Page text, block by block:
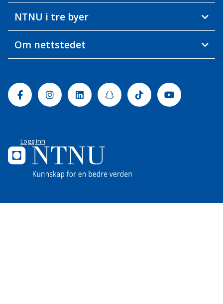
NTNU i tre byer
Om nettstedet
FacebookInstagramLinkedinSnapchatTiktok Youtube
Logg inn